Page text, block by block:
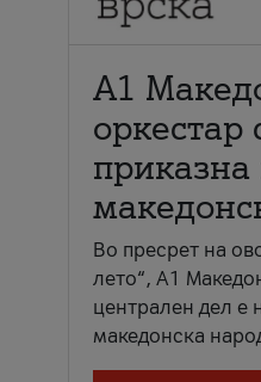
А1
оркестар
Во пресрет на
лето“, А1
централен дел е
македонска